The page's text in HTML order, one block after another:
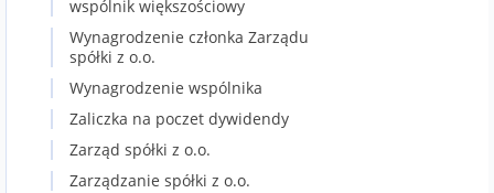
wspólnik większościowy
Wynagrodzenie członka Zarządu
spółki z o.o.
Wynagrodzenie wspólnika
Zaliczka na poczet dywidendy
Zarząd spółki z o.o.
Zarządzanie spółki z o.o.